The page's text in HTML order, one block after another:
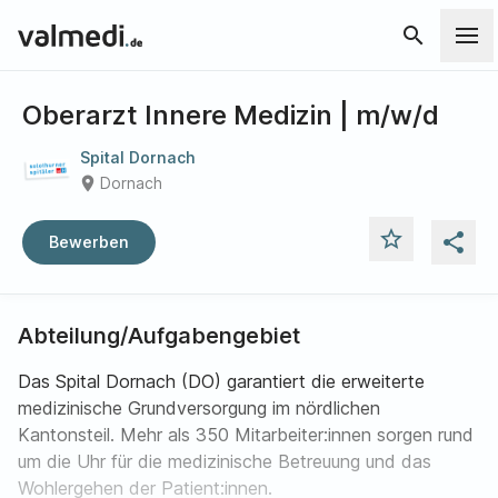
search
Oberarzt Innere Medizin | m/w/d
Spital Dornach
place Dornach
Bewerben star_outline share
Abteilung/Aufgabengebiet
Das Spital Dornach (DO) garantiert die erweiterte
medizinische Grundversorgung im nördlichen
Kantonsteil. Mehr als 350 Mitarbeiter:innen sorgen rund
um die Uhr für die medizinische Betreuung und das
Wohlergehen der Patient:innen.